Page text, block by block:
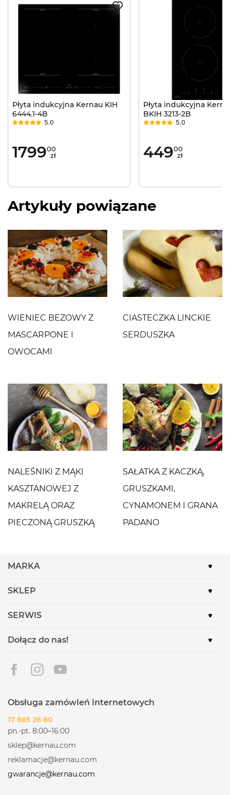
Płyta indukcyjna Kernau KIH
6444.1-4B
5.0
179900
zł
Płyta indukcyjna
BKIH 3213-2B
5.0
44900
zł
Artykuły powiązane
WIENIEC BEZOWY Z
MASCARPONE I
OWOCAMI
CIASTECZKA LINCKIE
SERDUSZKA
NALEŚNIKI Z MĄKI
KASZTANOWEJ Z
MAKRELĄ ORAZ
PIECZONĄ GRUSZKĄ
SAŁATKA Z KACZKĄ,
GRUSZKAMI,
CYNAMONEM I GRANA
PADANO
MARKA
SKLEP
SERWIS
Dołącz do nas!
Obsługa zamówień internetowych
17 865 26 80
pn.-pt. 8:00–16:00
sklep@kernau.com
reklamacje@kernau.com
gwarancje@kernau.com